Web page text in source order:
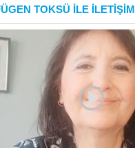
TOKSÜ İLE İLETİŞİM